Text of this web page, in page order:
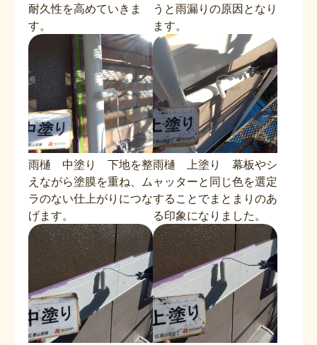
耐久性を高めていきま
す。
うと雨漏りの原因となり
ます。
雨樋 中塗り 下地を整
えながら塗膜を重ね、ム
ラのない仕上がりにつな
げます。
雨樋 上塗り 幕板やシ
ャッターと同じ色を選定
することでまとまりのあ
る印象になりました。